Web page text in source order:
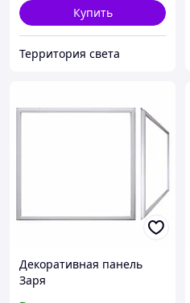
Купить
Территория света
Декоративная панель
Заря